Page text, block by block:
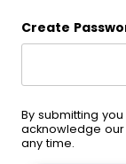
Create
By submitting
acknowledge our
any time.